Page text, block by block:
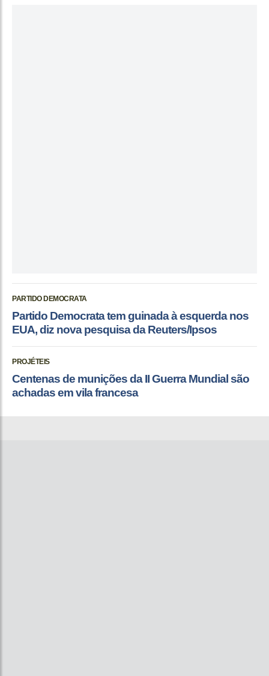
PARTIDO DEMOCRATA
Partido Democrata tem guinada à esquerda nos
EUA, diz nova pesquisa da Reuters/Ipsos
PROJÉTEIS
Centenas de munições da II Guerra Mundial são
achadas em vila francesa